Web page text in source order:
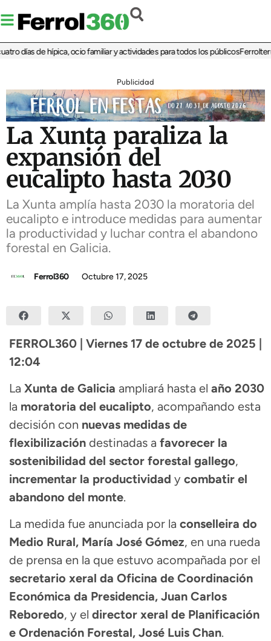
días de hípica, ocio familiar y actividades para todos los públicosFerrolterra
Publicidad
La Xunta paraliza la
expansión del
eucalipto hasta 2030
La Xunta amplía hasta 2030 la moratoria del
eucalipto e introduce medidas para aumentar
la productividad y luchar contra el abandono
forestal en Galicia.
Ferrol360 Octubre 17, 2025
FERROL360 | Viernes 17 de octubre de 2025 |
12:04
La Xunta de Galicia ampliará hasta el año 2030
la moratoria del eucalipto, acompañando esta
decisión con nuevas medidas de
flexibilización destinadas a favorecer la
sostenibilidad del sector forestal gallego,
incrementar la productividad y combatir el
abandono del monte.
La medida fue anunciada por la conselleira do
Medio Rural, María José Gómez, en una rueda
de prensa en la que estuvo acompañada por el
secretario xeral da Oficina de Coordinación
Económica da Presidencia, Juan Carlos
Reboredo, y el director xeral de Planificación
e Ordenación Forestal, José Luis Chan.